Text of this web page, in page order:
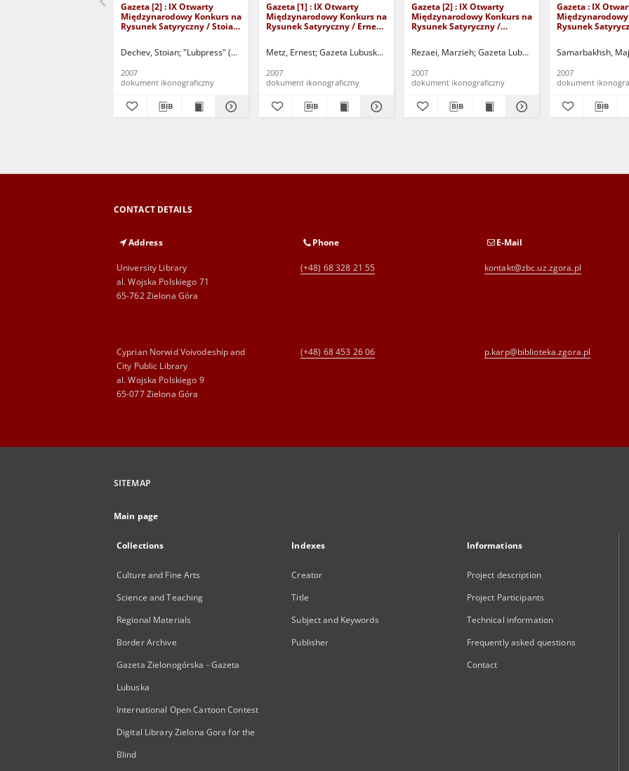
Gazeta [2] : IX Otwarty
Międzynarodowy Konkurs na
Rysunek Satyryczny / Stoian
Dechev, Stoian "Lubpress" (Zielona Góra) Kożuchowski Ośrodek Kultury i Sportu "Zamek" (Kożuchów). (ul. Klasztorna 14, 67-120
2007
dokument ikonograficzny
Gazeta [1] : IX Otwarty
Międzynarodowy Konkurs na
Rysunek Satyryczny / Ernest
Metz, Ernest Gazeta Lubuska (Zielona Góra) Kożuchowski Ośrodek Kultury i Sportu
2007
dokument ikonograficzny
Gazeta [2] : IX Otwarty
Międzynarodowy Konkurs na
Rysunek Satyryczny /
Rezaei, Marzieh Gazeta Lubuska (Zielona Góra)
2007
dokument ikonograficzny
Gazeta : IX
Rysunek
Samarbakhsh,
2007
dokument
CONTACT DETAILS
Address
University Library
al. Wojska Polskiego 71
65-762 Zielona Góra
Phone
(+48) 68 328 21 55
E-Mail
kontakt@zbc.uz.zgora.pl
Cyprian Norwid Voivodeship and
City Public Library
al. Wojska Polskiego 9
65-077 Zielona Góra
(+48) 68 453 26 06 p.karp@biblioteka.zgora.pl
SITEMAP
Main page
Collections
Culture and Fine Arts
Science and Teaching
Regional Materials
Border Archive
Gazeta Zielonogórska - Gazeta
Lubuska
International Open Cartoon Contest
Digital Library Zielona Gora for the
Blind
Indexes
Creator
Title
Subject and Keywords
Publisher
Informations
Project description
Project Participants
Technical information
Frequently asked questions
Contact